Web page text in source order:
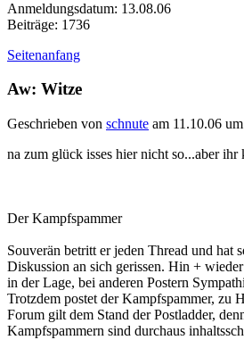
Anmeldungsdatum: 13.08.06
Beiträge: 1736
Seitenanfang
Aw: Witze
Geschrieben von schnute am 11.10.06
na zum glück isses hier nicht so...aber ihr
Der Kampfspammer
Souverän betritt er jeden Thread und hat
Diskussion an sich gerissen. Hin +
in der Lage, bei anderen Postern
Trotzdem postet der Kampfspammer, zu
Forum gilt dem Stand der Postladder,
Kampfspammern sind durchaus